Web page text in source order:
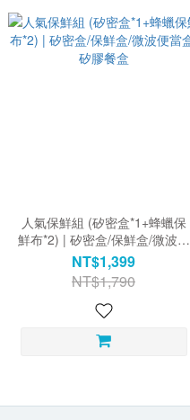
人氣保鮮組 (矽密盒*1+蜂蠟保
鮮布*2) | 矽密盒/保鮮盒/微波便
當盒/矽膠餐盒
NT$1,399
NT$1,790